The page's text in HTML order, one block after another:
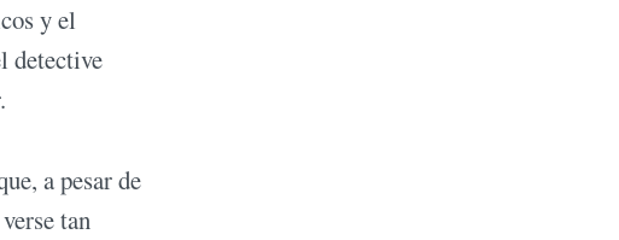
y el
detective
a pesar de
tan